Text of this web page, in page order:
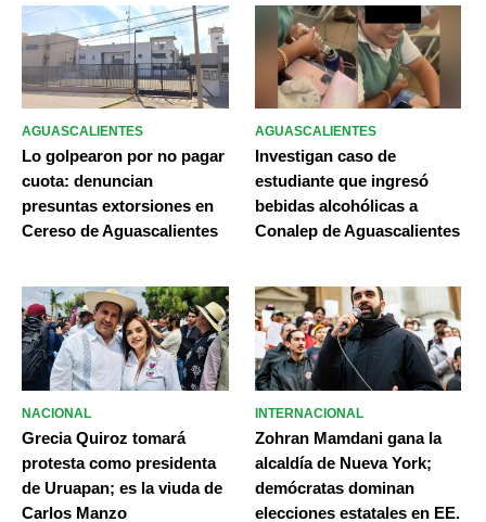
AGUASCALIENTES
Lo golpearon por no pagar
cuota: denuncian
presuntas extorsiones en
Cereso de Aguascalientes
AGUASCALIENTES
Investigan caso de
estudiante que ingresó
bebidas alcohólicas a
Conalep de Aguascalientes
NACIONAL
Grecia Quiroz tomará
protesta como presidenta
de Uruapan; es la viuda de
Carlos Manzo
INTERNACIONAL
Zohran Mamdani gana la
alcaldía de Nueva York;
demócratas dominan
elecciones estatales en EE.